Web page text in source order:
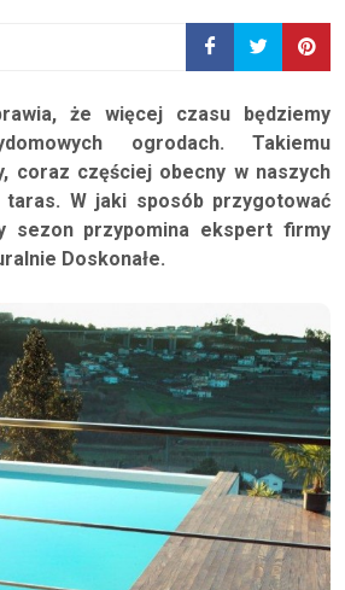
że więcej czasu będziemy
ogrodach. Takiemu
coraz częściej obecny w naszych
taras. W jaki sposób przygotować
sezon przypomina ekspert firmy
Doskonałe.